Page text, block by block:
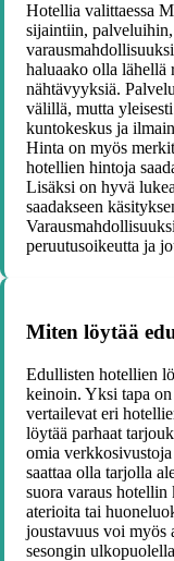
Hotellia valittaessa
sijaintiin,
haluaako olla lähellä
nähtävyyksiä.
välillä, mutta
kuntokeskus ja
Hinta on myös
hotellien hintoja
Lisäksi on hyvä
saadakseen
peruutusoikeutta ja
Miten löytää
Edullisten hotellien
keinoin. Yksi tapa
vertailevat eri
löytää parhaat
omia
saattaa olla tarjolla
suora varaus hotellin
aterioita tai
joustavuus voi myös
sesongin